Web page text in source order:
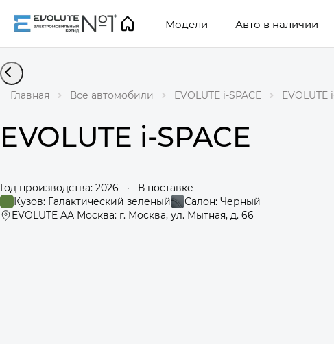
Модели Авто в наличии
Главная Все автомобили EVOLUTE i-SPACE
EVOLUTE i-SPACE
Год производства: 2026 ·
В поставке
Кузов: Галактический зеленый
Салон: Черный
EVOLUTE AA Москва: г. Москва, ул. Мытная, д. 66